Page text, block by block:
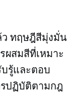
ทฤษฎีสีมุ่งมั่น
ผสมสีที่เหมาะ
รู้และตอบ
ปฏิบัติตามกฎ